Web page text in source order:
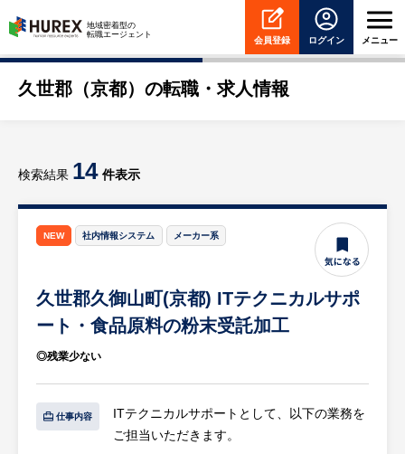
HUREX
地域密着型の
転職エージェント
会員登録 ログイン メニュー
久世郡（京都）の転職・求人情報
検索結果 14 件表示
NEW 社内情報システム メーカー系
久世郡久御山町(京都) ITテクニカルサポ
ート・食品原料の粉末受託加工
◎残業少ない
仕事内容
ITテクニカルサポートとして、以下の業務を
ご担当いただきます。